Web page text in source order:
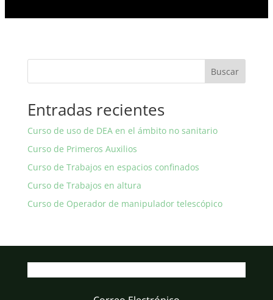
Buscar
Entradas recientes
Curso de uso de DEA en el ámbito no sanitario
Curso de Primeros Auxilios
Curso de Trabajos en espacios confinados
Curso de Trabajos en altura
Curso de Operador de manipulador telescópico